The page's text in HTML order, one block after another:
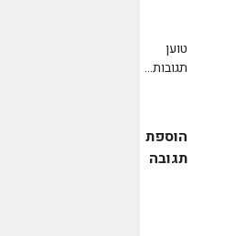
טוען
תגובות...
הוספת
תגובה